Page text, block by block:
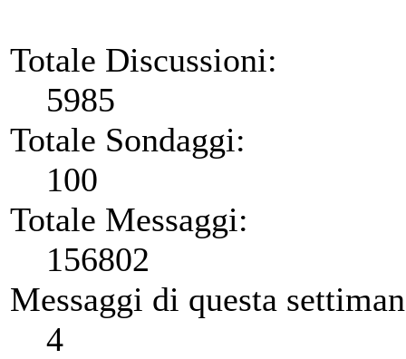
Totale Discussioni:
5985
Totale Sondaggi:
100
Totale Messaggi:
156802
Messaggi di questa
4